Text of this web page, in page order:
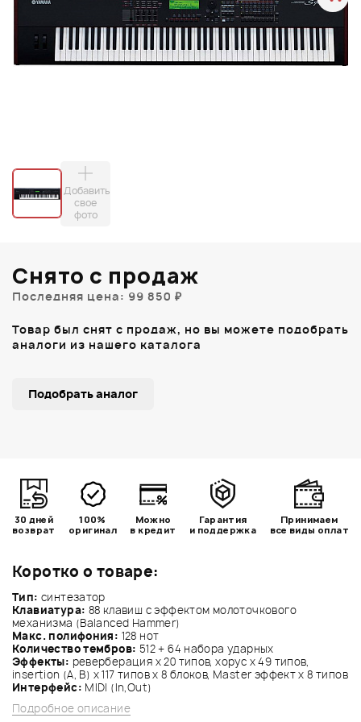
Добавить
свое
фото
Коротко о товаре:
Тип: синтезатор
Клавиатура: 88 клавиш с эффектом молоточкового
механизма (Balanced Hammer)
Макс. полифония: 128 нот
Количество тембров: 512 + 64 набора ударных
Эффекты: реверберация х 20 типов, хорус х 49 типов,
insertion (А, В) х 117 типов х 8 блоков, Master эффект х 8 типов
Интерфейс: MIDI (In,Out)
Подробное описание
Снято с продаж
Последняя цена: 99 850 ₽
Товар был снят с продаж, но вы можете подобрать
аналоги из нашего каталога
Подобрать аналог
30 дней
возврат
100%
оригинал
Можно
в кредит
Гарантия
и поддержка
Принимаем
все виды оплат